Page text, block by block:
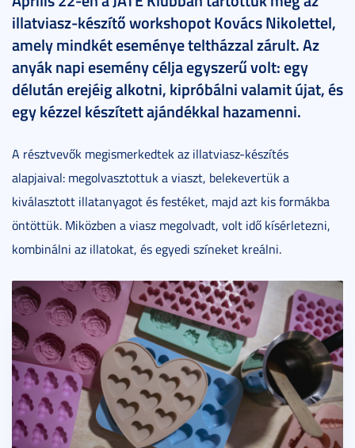
illatviasz-készítő workshopot Kovács Nikolettel,
amely mindkét eseménye teltházzal zárult. Az
anyák napi esemény célja egyszerű volt: egy
délután erejéig alkotni, kipróbálni valamit újat, és
egy kézzel készített ajándékkal hazamenni.
A résztvevők megismerkedtek az illatviasz-készítés
alapjaival: megolvasztottuk a viaszt, belekevertük a
kiválasztott illatanyagot és festéket, majd azt kis formákba
öntöttük. Miközben a viasz megolvadt, volt idő kísérletezni,
kombinálni az illatokat, és egyedi színeket kreálni.